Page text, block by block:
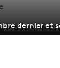
dernier et